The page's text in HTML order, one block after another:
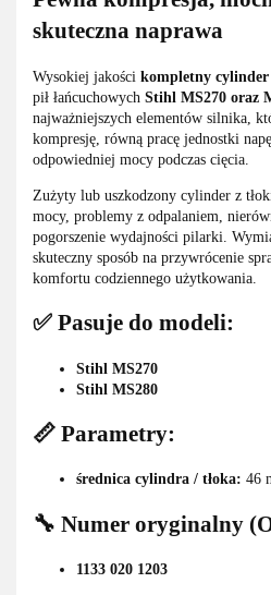
skuteczna naprawa
Wysokiej jakości kompletny cylinder
pił łańcuchowych Stihl MS270 oraz
najważniejszych elementów silnika,
kompresję, równą pracę jednostki
odpowiedniej mocy podczas cięcia.
Zużyty lub uszkodzony cylinder z
mocy, problemy z odpalaniem,
pogorszenie wydajności pilarki.
skuteczny sposób na przywrócenie
komfortu codziennego użytkowania.
✅ Pasuje do modeli:
Stihl MS270
Stihl MS280
📏 Parametry:
średnica cylindra / tłoka: 46
🔧 Numer oryginalny
1133 020 1203